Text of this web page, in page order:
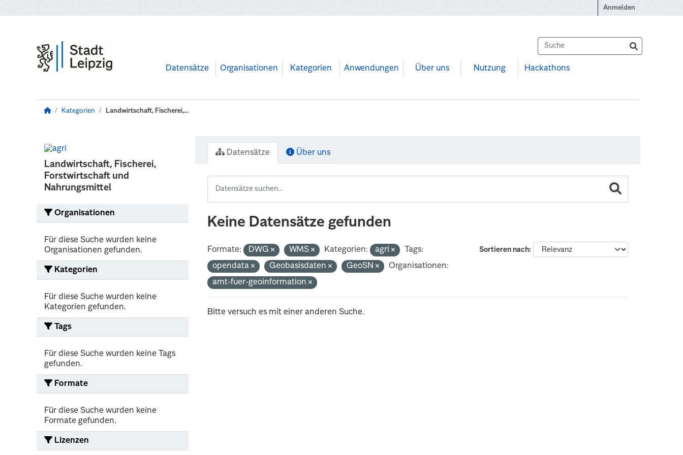
Anmelden
Datensätze Organisationen Kategorien Anwendungen Über uns Nutzung Hackathons
Kategorien Landwirtschaft, Fischerei,...
Landwirtschaft, Fischerei,
Forstwirtschaft und
Nahrungsmittel
Organisationen
Für diese Suche wurden keine
Organisationen gefunden.
Kategorien
Für diese Suche wurden keine
Kategorien gefunden.
Tags
Für diese Suche wurden keine Tags
gefunden.
Formate
Für diese Suche wurden keine
Formate gefunden.
Lizenzen
Datensätze Über uns
Keine Datensätze gefunden
Sortieren nach
Formate: DWG WMS Kategorien: agri
Tags:
opendata
Geobasisdaten GeoSN
Organisationen:
amt-fuer-geoinformation
Bitte versuch es mit einer anderen Suche.